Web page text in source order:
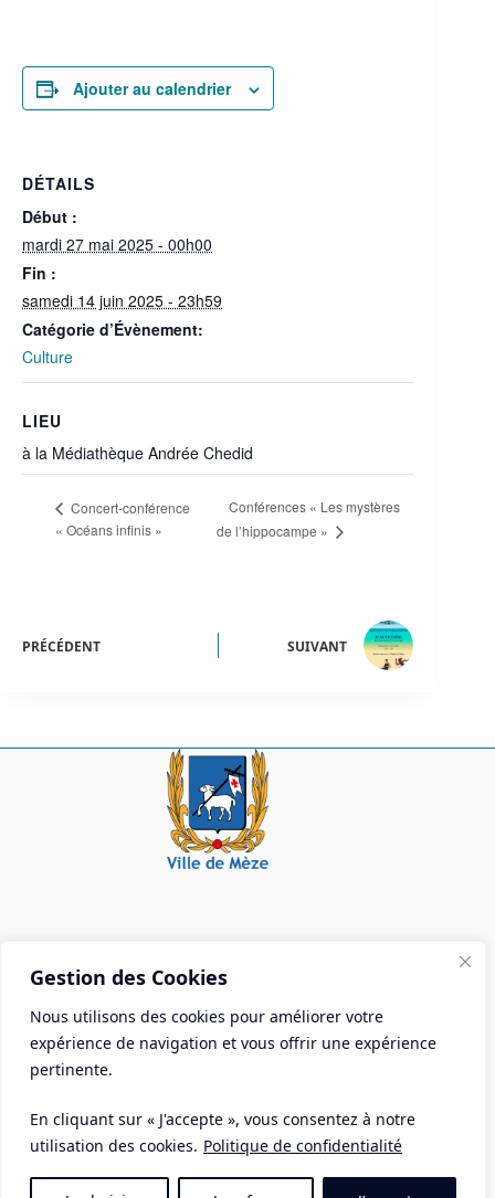
Gestion des Cookies
Nous utilisons des cookies pour améliorer votre
expérience de navigation et vous offrir une expérience
pertinente.
En cliquant sur « J'accepte », vous consentez à notre
utilisation des cookies. Politique de confidentialité
Ajouter au calendrier
DÉTAILS
Début :
mardi 27 mai 2025 - 00h00
Fin :
samedi 14 juin 2025 - 23h59
Catégorie d’Évènement:
Culture
LIEU
à la Médiathèque Andrée Chedid
Concert-conférence
« Océans infinis »
Conférences « Les mystères
de l’hippocampe »
PRÉCÉDENT SUIVANT
Mairie de Mèze
Place Aristide Briand - BP 28 34140 Mèze
Tél :04 67 18 30 30
Mail :